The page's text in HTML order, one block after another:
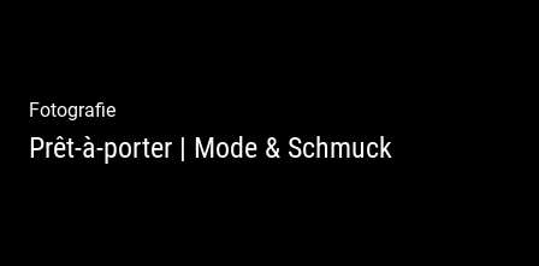
Fotografie
Prêt-à-porter | Mode & Schmuck